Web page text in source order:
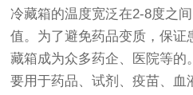
冷藏箱的温度宽泛在2-8度之
值。为了避免药品变质，保证
藏箱成为众多药企、医院等的
要用于药品、试剂、疫苗、血